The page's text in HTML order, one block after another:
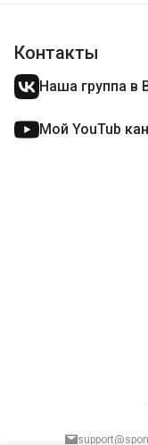
Контакты
Наша группа в
Мой YouTub